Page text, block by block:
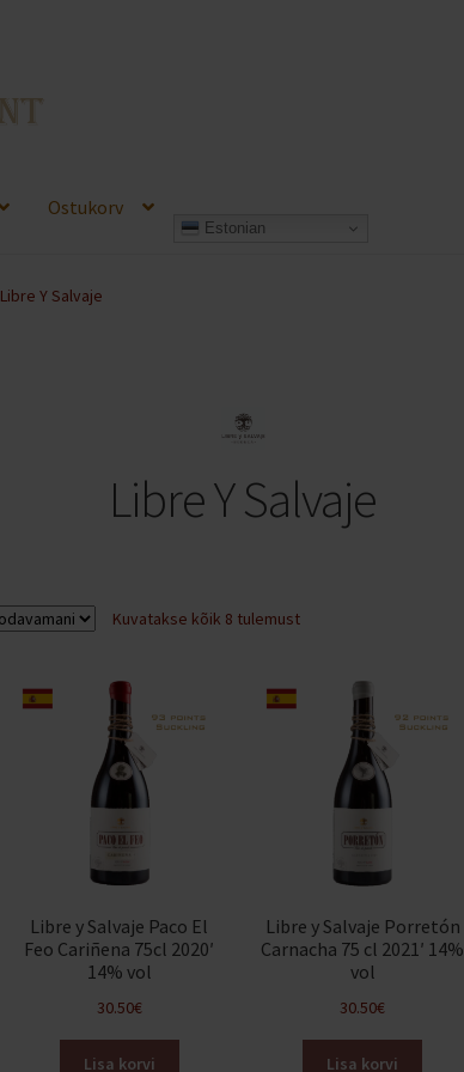
Ostukorv
Estonian
Libre Y Salvaje
Libre Y Salvaje
Kuvatakse kõik 8 tulemustSorditud
kõrgeimast
madalaimani
Libre y Salvaje Paco El
Feo Cariñena 75cl 2020′
14% vol
30.50€
Lisa korvi
Libre y Salvaje Porretón
Carnacha 75 cl 2021′ 14%
vol
30.50€
Lisa korvi